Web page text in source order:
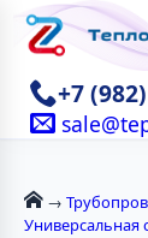
+7
→
Универсальная